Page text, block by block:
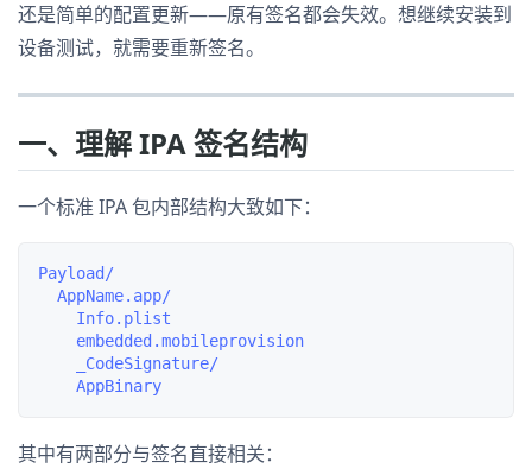
还是简单的配置更新——原有签名都会失效。想继续安装到
设备测试，就需要重新签名。
一、理解 IPA 签名结构
一个标准 IPA 包内部结构大致如下：
Payload/
  AppName.app/
    Info.plist
    embedded.mobileprovision
    _CodeSignature/
其中有两部分与签名直接相关：